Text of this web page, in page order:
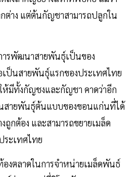
ต่าง แต่ต้นกัญชาสามารถปลูกใน
รพัฒนาสายพันธุ์เป็นของ
เป็นสายพันธุ์แรกของประเทศไทย
มีทั้งกัญชงและกัญชา คาดว่าอีก
สายพันธุ์ต้นแบบของขอนแก่นที่ได้
ถูกต้อง และสามารถขยายเมล็ด
ะเทศไทย
องตลาดในการจำหน่ายเมล็ดพันธ์